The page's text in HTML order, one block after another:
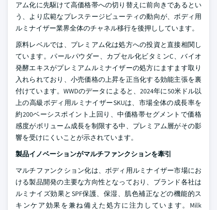
アム化に先駆けて高価格帯への切り替えに前向きであるとい
う、より広範なプレステージビューティの動向が、ボディ用
ルミナイザー業界全体のチャネル移行を後押ししています。
原料レベルでは、プレミアム化は処方への投資と直接相関し
ています。パールパウダー、カプセル化ビタミンC、バイオ
発酵エキスがプレミアムルミナイザーの処方にますます取り
入れられており、小売価格の上昇を正当化する効能主張を裏
付けています。WWDのデータによると、2024年に50米ドル以
上の高級ボディ用ルミナイザーSKUは、市場全体の成長率を
約200ベーシスポイント上回り、中価格帯セグメントで価格
感度がボリューム成長を制限する中、プレミアム層がその影
響を受けにくいことが示されています。
製品イノベーションがマルチファンクションを牽引
マルチファンクション化は、ボディ用ルミナイザー市場にお
ける製品開発の主要な方向性となっており、ブランド各社は
ルミナイズ効果とSPF保護、保湿、肌色補正などの機能的ス
キンケア効果を兼ね備えた処方に注力しています。Milk